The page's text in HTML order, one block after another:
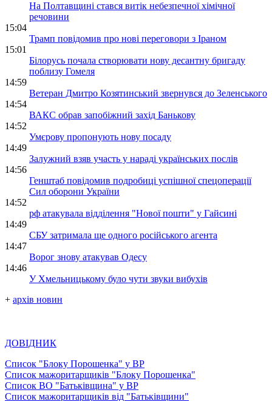
На Полтавщині стався витік небезпечної хімічної
речовини
15:04
Трамп повідомив про нові переговори з Іраном
15:01
Білорусь почала створювати нову десантну бригаду
поблизу Гомеля
14:59
Ветеран Дмитро Козятинський звернувся до Зеленського
14:54
ВАКС обрав запобіжний захід Банькову
14:52
Умєрову пропонують нову посаду
14:49
Залужний взяв участь у нараді українських послів
14:56
Генштаб повідомив подробиці успішної спецоперації
Сил оборони України
14:52
рф атакувала відділення "Нової пошти" у Гайсині
14:49
СБУ затримала ще одного російського агента
14:47
Ворог знову атакував Одесу
14:46
У Хмельницькому було чути звуки вибухів
+ архів новин
ДОВІДНИК
Список "Блоку Порошенка" у ВР
Список мажоритарщиків "Блоку Порошенка"
Список ВО "Батьківщина" у ВР
Список мажоритарщиків від "Батьківщини"